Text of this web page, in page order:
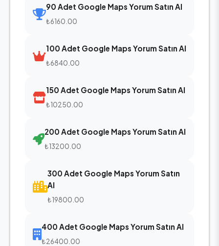
90 Adet Google Maps Yorum Satın Al
₺6160.00
100 Adet Google Maps Yorum Satın Al
₺6840.00
150 Adet Google Maps Yorum Satın Al
₺10250.00
200 Adet Google Maps Yorum Satın Al
₺13200.00
300 Adet Google Maps Yorum Satın
Al
₺19800.00
400 Adet Google Maps Yorum Satın Al
₺26400.00